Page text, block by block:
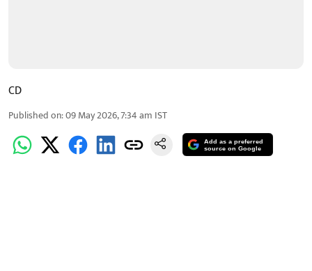
CD
Published on:09 May 2026, 7:34 am IST
Add as a preferred
source on Google